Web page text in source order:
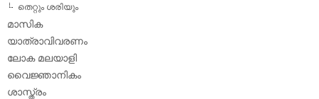
തെറ്റും ശരിയും
മാസിക
യാത്രാവിവരണം
ലോക മലയാളി
വൈജ്ഞാനികം
ശാസ്ത്രം